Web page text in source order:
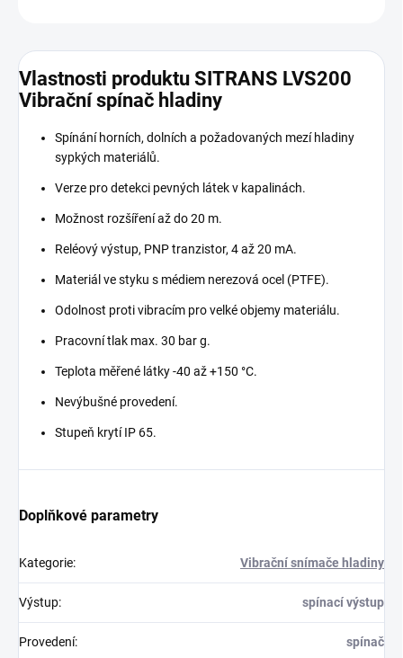
Vlastnosti produktu SITRANS LVS200
Vibrační spínač hladiny
Spínání horních, dolních a požadovaných mezí hladiny
sypkých materiálů.
Verze pro detekci pevných látek v kapalinách.
Možnost rozšíření až do 20 m.
Reléový výstup, PNP tranzistor, 4 až 20 mA.
Materiál ve styku s médiem nerezová ocel (PTFE).
Odolnost proti vibracím pro velké objemy materiálu.
Pracovní tlak max. 30 bar g.
Teplota měřené látky -40 až +150 °C.
Nevýbušné provedení.
Stupeň krytí IP 65.
Doplňkové parametry
Kategorie: Vibrační snímače hladiny
Výstup: spínací výstup
Provedení: spínač